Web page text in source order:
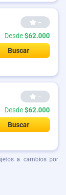
--
Desde$62.000
Buscar
--
Desde$62.000
Buscar
a cambios por